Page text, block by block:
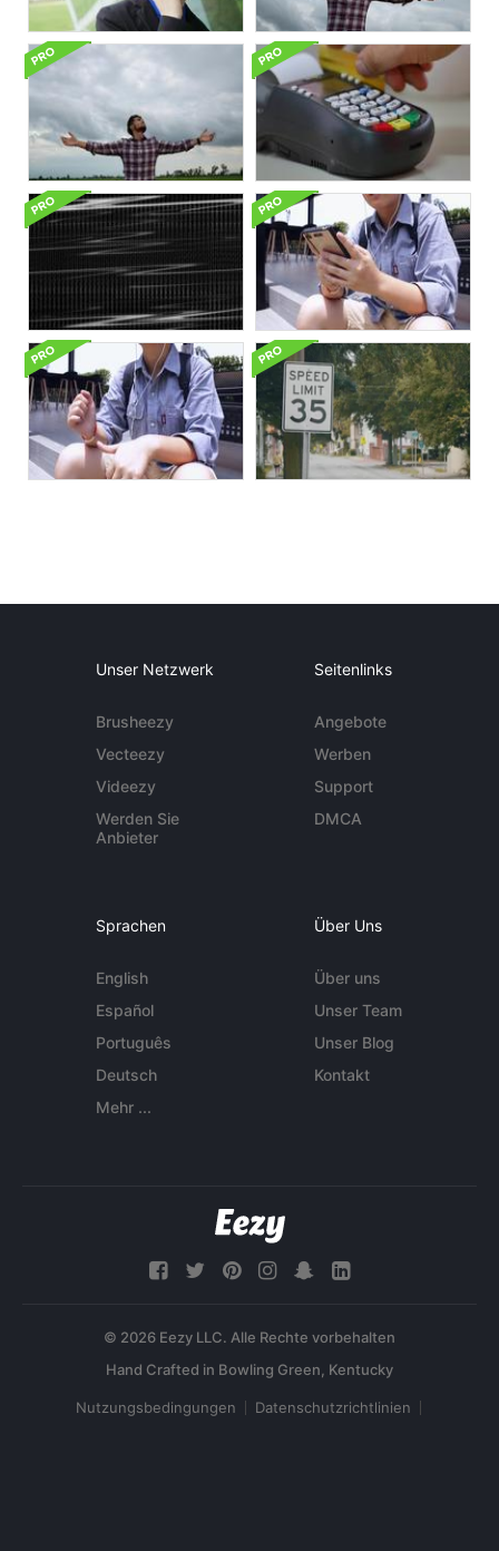
Unser Netzwerk
Brusheezy
Vecteezy
Videezy
Werden Sie
Anbieter
Seitenlinks
Angebote
Werben
Support
DMCA
Sprachen
English
Español
Português
Deutsch
Mehr ...
Über Uns
Über uns
Unser Team
Unser Blog
Kontakt
© 2026 Eezy LLC. Alle Rechte vorbehalten
Nutzungsbedingungen Datenschutzrichtlinien